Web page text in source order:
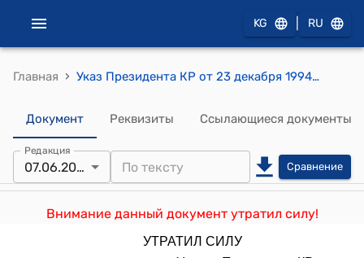
KG RU
Главная › Указ Президента КР от 23 декабря 1994 года УП № 347 "О мерах по финансовому обеспечению Фонда содействия занятости населения"
Документ Реквизиты Ссылающиеся документы
Редакция
07.06.2013 Сравнение
Внимание данный документ утратил силу!